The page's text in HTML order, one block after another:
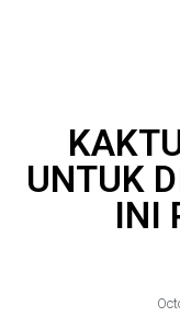
UNTUK
INI